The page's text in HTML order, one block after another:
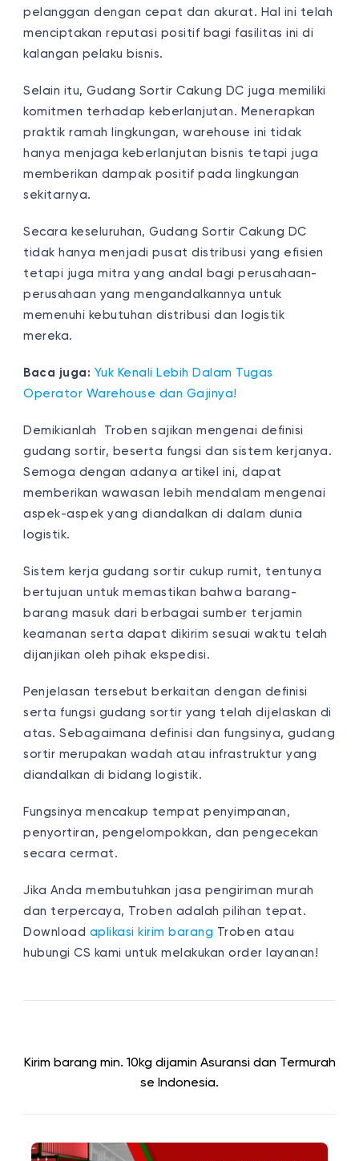
pelanggan dengan cepat dan akurat. Hal ini telah
menciptakan reputasi positif bagi fasilitas ini di
kalangan pelaku bisnis.
Selain itu, Gudang Sortir Cakung DC juga memiliki
komitmen terhadap keberlanjutan. Menerapkan
praktik ramah lingkungan, warehouse ini tidak
hanya menjaga keberlanjutan bisnis tetapi juga
memberikan dampak positif pada lingkungan
sekitarnya.
Secara keseluruhan, Gudang Sortir Cakung DC
tidak hanya menjadi pusat distribusi yang efisien
tetapi juga mitra yang andal bagi perusahaan-
perusahaan yang mengandalkannya untuk
memenuhi kebutuhan distribusi dan logistik
mereka.
Baca juga: Yuk Kenali Lebih Dalam Tugas
Operator Warehouse dan Gajinya!
Demikianlah Troben sajikan mengenai definisi
gudang sortir, beserta fungsi dan sistem kerjanya.
Semoga dengan adanya artikel ini, dapat
memberikan wawasan lebih mendalam mengenai
aspek-aspek yang diandalkan di dalam dunia
logistik.
Sistem kerja gudang sortir cukup rumit, tentunya
bertujuan untuk memastikan bahwa barang-
barang masuk dari berbagai sumber terjamin
keamanan serta dapat dikirim sesuai waktu telah
dijanjikan oleh pihak ekspedisi.
Penjelasan tersebut berkaitan dengan definisi
serta fungsi gudang sortir yang telah dijelaskan di
atas. Sebagaimana definisi dan fungsinya, gudang
sortir merupakan wadah atau infrastruktur yang
diandalkan di bidang logistik.
Fungsinya mencakup tempat penyimpanan,
penyortiran, pengelompokkan, dan pengecekan
secara cermat.
Jika Anda membutuhkan jasa pengiriman murah
dan terpercaya, Troben adalah pilihan tepat.
Download aplikasi kirim barang Troben atau
hubungi CS kami untuk melakukan order layanan!
Kirim barang min. 10kg dijamin Asuransi dan Termurah
se Indonesia.